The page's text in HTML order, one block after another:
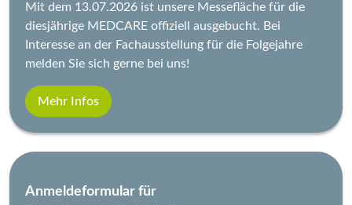
Die MEDCARE – ein Kongress der Gesundheitsforen
Mit dem 13.07.2026 ist unsere Messefläche für die
diesjährige MEDCARE offiziell ausgebucht. Bei
Interesse an der Fachausstellung für die Folgejahre
melden Sie sich gerne bei uns!
Mehr Infos
Anmeldeformular für